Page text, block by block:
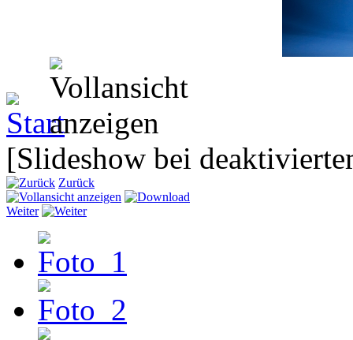
[Slideshow bei
Zurück
Weiter